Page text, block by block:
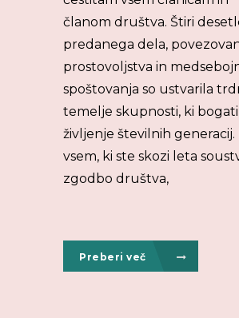
članom društva. Štiri
predanega dela,
prostovoljstva in
spoštovanja so ustvarila
temelje skupnosti, ki bogati
življenje številnih generacij.
vsem, ki ste skozi leta
zgodbo društva,
Preberi več